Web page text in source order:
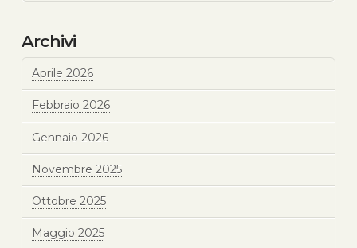
Archivi
Aprile 2026
Febbraio 2026
Gennaio 2026
Novembre 2025
Ottobre 2025
Maggio 2025